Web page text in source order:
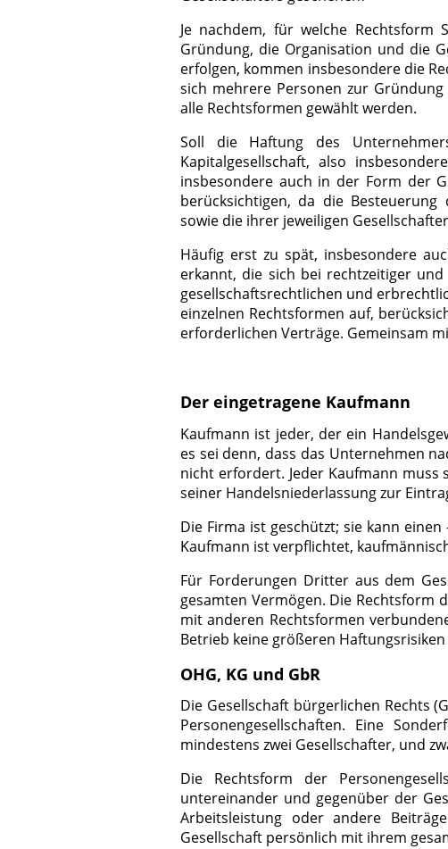
Je nachdem, für welche Rechtsform
Gründung, die Organisation und die
erfolgen, kommen insbesondere die
sich mehrere Personen zur
alle Rechtsformen gewählt werden.
Soll die Haftung des
Kapitalgesellschaft, also
insbesondere auch in der Form der
berücksichtigen, da die
sowie die ihrer jeweiligen
Häufig erst zu spät, insbesondere
erkannt, die sich bei rechtzeitiger
gesellschaftsrechtlichen und
einzelnen Rechtsformen auf,
erforderlichen Verträge. Gemeinsam
Der eingetragene Kaufmann
Kaufmann ist jeder, der ein
es sei denn, dass das Unternehmen
nicht erfordert. Jeder Kaufmann
seiner Handelsniederlassung zur
Die Firma ist geschützt; sie kann
Kaufmann ist verpflichtet,
Für Forderungen Dritter aus dem
gesamten Vermögen. Die Rechtsform
mit anderen Rechtsformen
Betrieb keine größeren
OHG, KG und GbR
Die Gesellschaft bürgerlichen Rechts
Personengesellschaften. Eine
mindestens zwei Gesellschafter, und
Die Rechtsform der
untereinander und gegenüber der
Arbeitsleistung oder andere
Gesellschaft persönlich mit ihrem